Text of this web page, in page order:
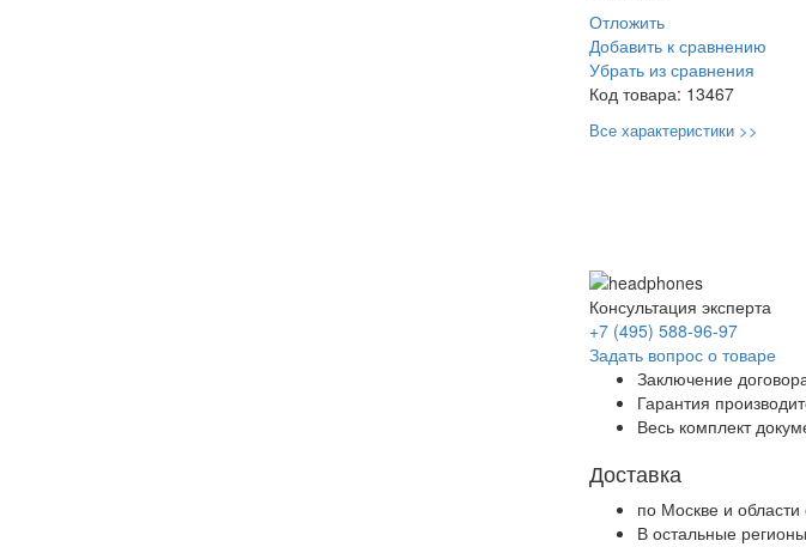
Отложить
Добавить к сравнению
Убрать из сравнения
Код товара: 13467
Все характеристики >>
Консультация эксперта
+7 (495) 588-96-97
Задать вопрос о товаре
Заключение
Гарантия
Весь комплект
Доставка
по Москве и
В остальные